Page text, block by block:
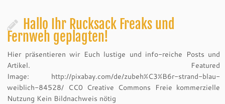
Hallo Ihr Rucksack Freaks und
Fernweh geplagten!
Hier präsentieren wir Euch lustige und info-reiche Posts und
Artikel. Featured
Image: http://pixabay.com/de/zubeh%C3%B6r-strand-blau-
weiblich-84528/ CC0 Creative Commons Freie kommerzielle
Nutzung Kein Bildnachweis nötig